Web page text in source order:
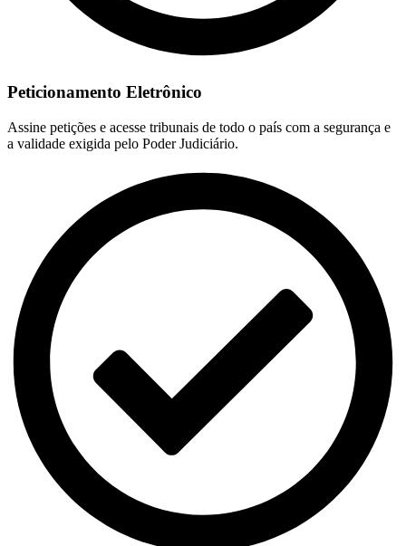
Peticionamento Eletrônico
Assine petições e acesse tribunais de todo o país com a segurança e
a validade exigida pelo Poder Judiciário.